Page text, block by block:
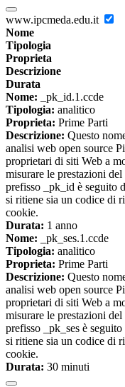
www.ipcmeda.edu.it
Nome
Tipologia
Proprieta
Descrizione
Durata
Nome: _pk_id.1.ccde
Tipologia: analitico
Proprieta: Prime Parti
Descrizione: Questo
analisi web open source
proprietari di siti Web a
misurare le prestazioni
prefisso _pk_id è seguito
si ritiene sia un codice di
cookie.
Durata: 1 anno
Nome: _pk_ses.1.ccde
Tipologia: analitico
Proprieta: Prime Parti
Descrizione: Questo
analisi web open source
proprietari di siti Web a
misurare le prestazioni
prefisso _pk_ses è
si ritiene sia un codice di
cookie.
Durata: 30 minuti